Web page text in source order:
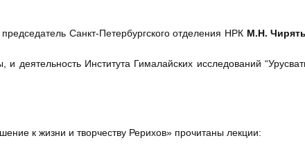
Санкт-Петербургского отделения НРК М.Н.
деятельность Института Гималайских исследований
к жизни и творчеству Рерихов» прочитаны лекции: